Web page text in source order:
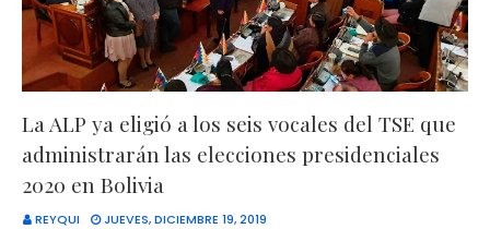
La ALP ya eligió a los seis vocales del TSE que
administrarán las elecciones presidenciales
2020 en Bolivia
REYQUI JUEVES, DICIEMBRE 19, 2019